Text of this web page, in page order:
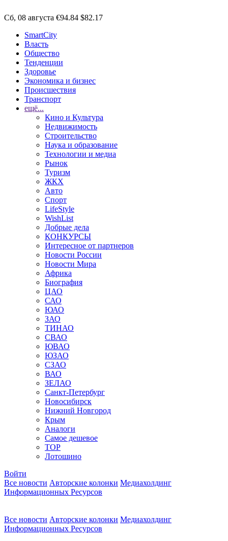
Сб, 08 августа €94.84 $82.17
SmartCity
Власть
Общество
Тенденции
Здоровье
Экономика и бизнес
Происшествия
Транспорт
ещё...
Кино и Культура
Недвижимость
Строительство
Наука и образование
Технологии и медиа
Рынок
Туризм
ЖКХ
Авто
Спорт
LifeStyle
WishList
Добрые дела
КОНКУРСЫ
Интересное от партнеров
Новости России
Новости Мира
Африка
Биография
ЦАО
САО
ЮАО
ЗАО
ТИНАО
СВАО
ЮВАО
ЮЗАО
СЗАО
ВАО
ЗЕЛАО
Санкт-Петербург
Новосибирск
Нижний Новгород
Крым
Аналоги
Самое дешевое
TOP
Лотошино
Войти
Все новости Авторские колонки Медиахолдинг
Информационных Ресурсов
Все новости Авторские колонки Медиахолдинг
Информационных Ресурсов